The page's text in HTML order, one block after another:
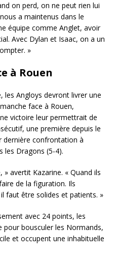
on perd, on ne peut rien lui
a maintenus dans le
équipe comme Anglet, avoir
Avec Dylan et Isaac, on a un
»
à Rouen
les Angloys devront livrer une
face à Rouen,
victoire leur permettrait de
une première depuis le
dernière confrontation à
les Dragons (5-4).
avertit Kazarine. « Quand ils
de la figuration. Ils
faut être solides et patients. »
avec 24 points, les
pour bousculer les Normands,
et occupent une inhabituelle